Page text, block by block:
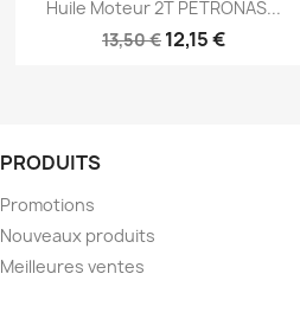
Huile Moteur 2T PETRONAS...
13,50 € 12,15 €
Aperçu rapide
PRODUITS
Promotions
Nouveaux produits
Meilleures ventes